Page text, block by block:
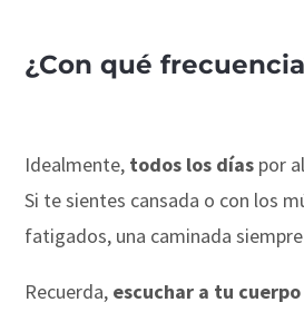
¿Con qué
Idealmente, todos los días por
Si te sientes cansada o con los
fatigados, una caminada
Recuerda, escuchar a tu cuerpo